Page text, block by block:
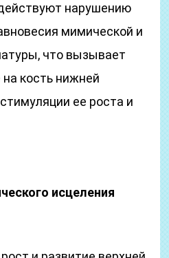
нарушению
мимической и
что вызывает
кость нижней
ее роста и
исцеления